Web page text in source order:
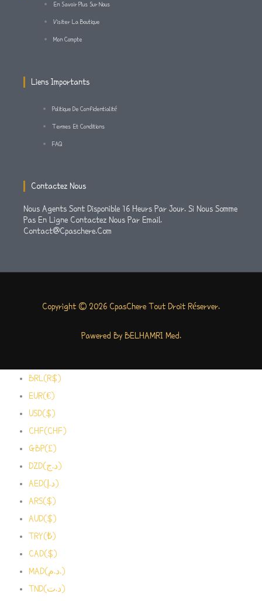
R
En Savoir Plus Sur Nous
Visiter La Boutique
Mon Compte
Liens Importants
Politique De Confidentialité
Termes Et Conditions
FAQ
Contactez Nous
Nous Agents Sont Disponible 16 Heurs Par Jour. Si Nous Somme
Pas En Ligne Contactez Nous Par Email.
Contact@cpaschere.com
Copyright © 2026 CpasChere Tout Droit Réserver.
Pawered By BELHAMRI Med.
BRL(R$)
EUR(€)
USD($)
CHF(CHF)
GBP(£)
DZD(د.ج)
AED(د.إ)
ARS($)
AUD($)
TRY(₺)
CAD($)
MAD(د.م.)
TND(د.ت)